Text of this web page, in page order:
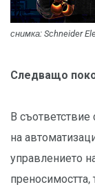
снимка: Schneider
Следващо
В
на
управлението
преносимостта,